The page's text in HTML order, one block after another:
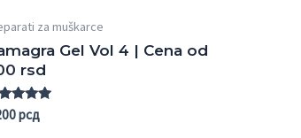
za muškarce
Gel Vol 4 | Cena od
rsd
рсд